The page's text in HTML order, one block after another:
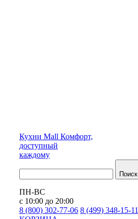
Кухни Mall Комфорт,
доступный
каждому
Поиск
ПН-ВС
с 10:00 до 20:00
8 (800) 302-77-06 8 (499) 348-15-11